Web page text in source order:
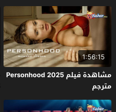
1:56:15
مشاهدة فيلم Personhood 2025
مترجم